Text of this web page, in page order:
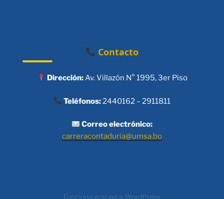
Contacto
Dirección:Av. Villazón N° 1995, 3er Piso
Teléfonos:2440162 – 2911811
Correo electrónico:
carreracontaduria@umsa.bo
Funciona gracias a WordPress